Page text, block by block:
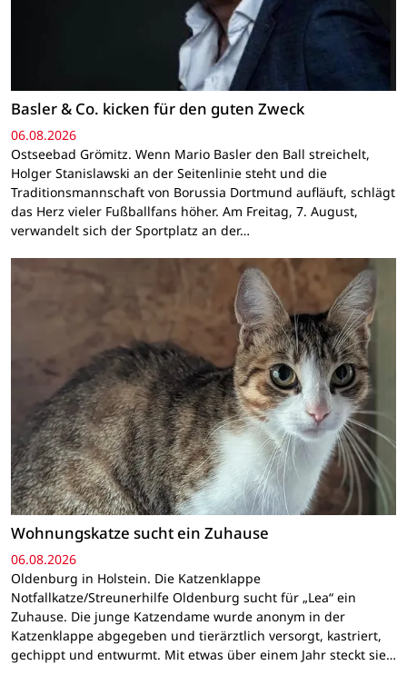
Basler & Co. kicken für den guten Zweck
06.08.2026
Ostseebad Grömitz. Wenn Mario Basler den Ball streichelt,
Holger Stanislawski an der Seitenlinie steht und die
Traditionsmannschaft von Borussia Dortmund aufläuft, schlägt
das Herz vieler Fußballfans höher. Am Freitag, 7. August,
verwandelt sich der Sportplatz an der…
Wohnungskatze sucht ein Zuhause
06.08.2026
Oldenburg in Holstein. Die Katzenklappe
Notfallkatze/Streunerhilfe Oldenburg sucht für „Lea“ ein
Zuhause. Die junge Katzendame wurde anonym in der
Katzenklappe abgegeben und tierärztlich versorgt, kastriert,
gechippt und entwurmt. Mit etwas über einem Jahr steckt sie…